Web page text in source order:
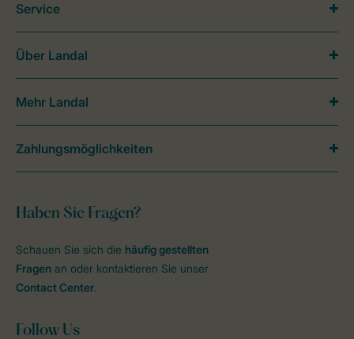
Haben Sie Fragen?
Schauen Sie sich die häufig gestellten
Fragen an oder kontaktieren Sie unser
Contact Center.
Follow Us
Service
Über Landal
Mehr Landal
Zahlungsmöglichkeiten